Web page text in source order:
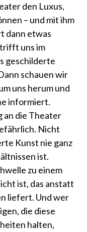
den Luxus,
– und mit ihm
dann etwas
uns im
geschilderte
schauen wir
uns herum und
informiert.
an die Theater
Nicht
Kunst nie ganz
ist.
zu einem
ist, das anstatt
liefert. Und wer
die diese
halten,